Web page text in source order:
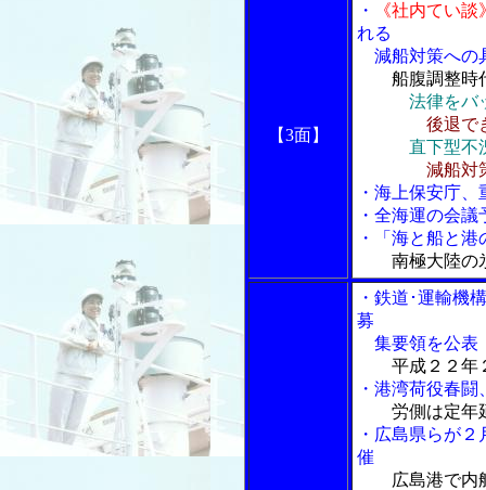
【3面】
・
《社内てい談
れる
減船対策への
船腹調整時
法律をバ
後退で
直下型不
減船対
・海上保安庁
・全海運の会議
・「海と船と
南極大陸
・鉄道･運輸機
募
集要領を公表
平成２２年
・港湾荷役春
労側は定年
・広島県らが
催
広島港で内